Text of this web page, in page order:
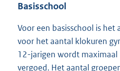
Basisschool
Voor een basisschool is
voor het aantal klokuren
12-jarigen wordt
vergoed. Het aantal